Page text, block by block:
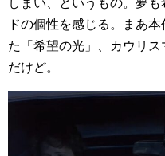
ドの個性を感じる。まあ
た「希望の光」、カウリ
だけど。